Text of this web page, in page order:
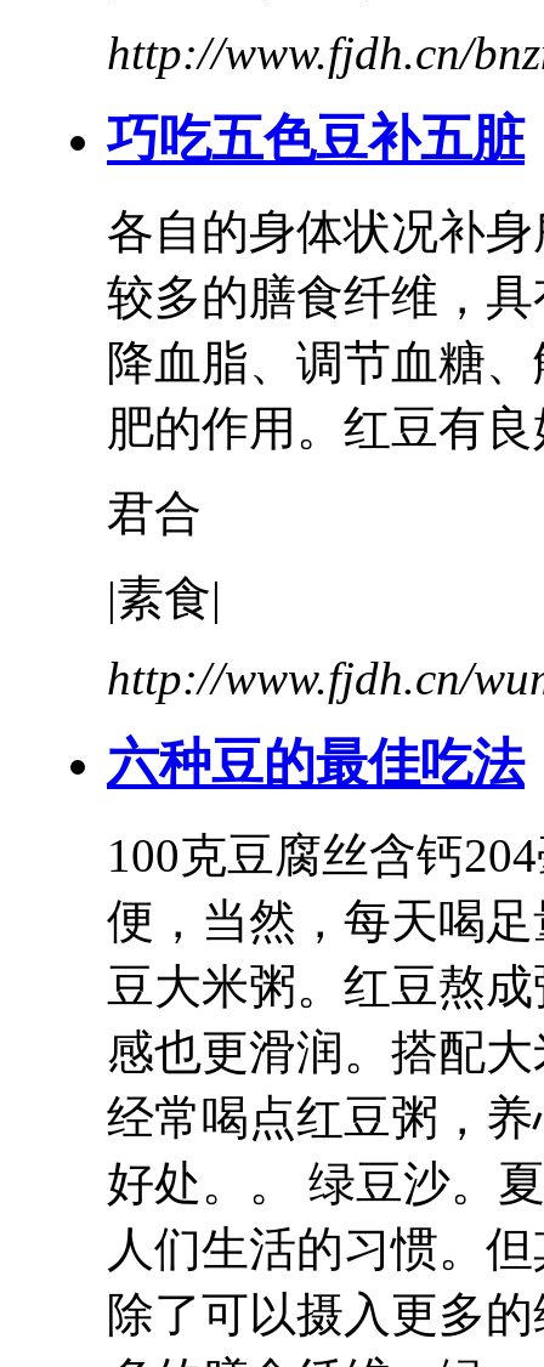
http://www.fjdh.cn/
巧吃五色豆补五脏
各自的身体状况补
较多的膳食纤维，
降血脂、调节血糖
肥的作用。 红豆有
君合
|素食|
http://www.fjdh.cn/
六种豆的最佳吃法
100克豆腐丝含钙
便，当然，每天喝
豆大米粥。 红豆熬
感也更滑润。搭配
经常喝点红豆粥，
好处。。 绿豆沙。
人们生活的习惯。
除了可以摄入更多